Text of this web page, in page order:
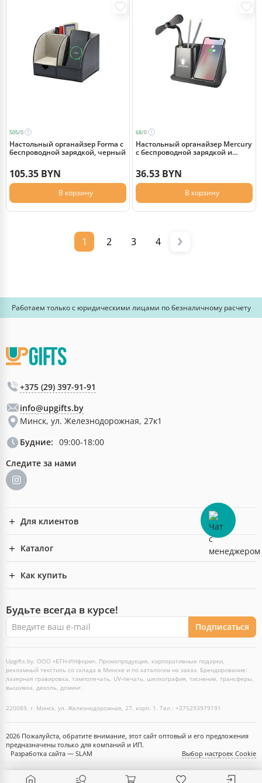
505/0
Настольный органайзер Forma c
беспроводной зарядкой, черный
105.35 BYN
В корзину
68/0
Настольный органайзер Mercury
c беспроводной зарядкой и
36.53 BYN
В корзину
1 2 3 4
Работаем только с юридическими лицами по безналичному расчету
+375 (29) 397-91-91
info@upgifts.by
Минск, ул. Железнодорожная, 27к1
Будние: 09:00-18:00
Следите за нами
Для клиентов
Каталог
Как купить
Будьте всегда в курсе!
Подписаться
Upgifts.by. ООО «БТН-ИНформ», Промопродукция, корпоративные подарки,
рекламный текстиль со склада в Минске и по каталогам на заказ. Брендирование:
лазерная гравировка, тампопечать, UV-печать, шелкография, тиснение, трансферы,
вышивка, деколь, доминг.
220089, г. Минск, ул. Железнодорожная, 27, корп. 1. Тел.: +375293979191
2026 Пожалуйста, обратите внимание, этот сайт оптовый и его предложения
предназначены только для компаний и ИП.
Выбор настроек Cookie
Разработка сайта — SLAM